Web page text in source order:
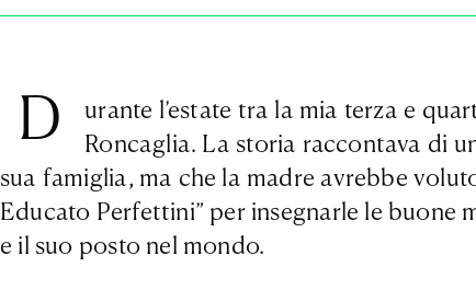
D urante l’estate tra la mia terza e
Roncaglia. La storia raccontava di
sua famiglia, ma che la madre avrebbe
Educato Perfettini” per insegnarle le
e il suo posto nel mondo.